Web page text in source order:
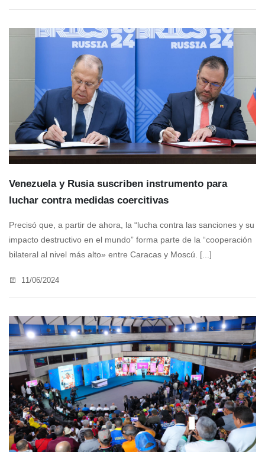
Venezuela y Rusia suscriben instrumento para
luchar contra medidas coercitivas
Precisó que, a partir de ahora, la “lucha contra las sanciones y su
impacto destructivo en el mundo” forma parte de la “cooperación
bilateral al nivel más alto» entre Caracas y Moscú. [...]
11/06/2024